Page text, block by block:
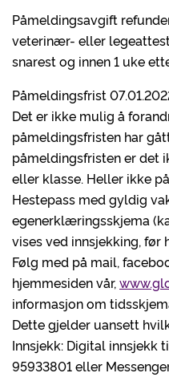
Påmeldingsavgift
veterinær- eller
snarest og innen 1 uke
Påmeldingsfrist
Det er ikke mulig å
påmeldingsfristen har
påmeldingsfristen er det
eller klasse. Heller ikke
Hestepass med gyldig
egenerklæringsskjema
vises ved innsjekking, før
Følg med på mail,
hjemmesiden vår,
informasjon om
Dette gjelder uansett
Innsjekk: Digital innsjekk
95933801 eller